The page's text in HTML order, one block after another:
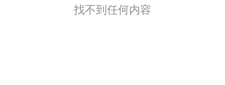
找不到任何内容